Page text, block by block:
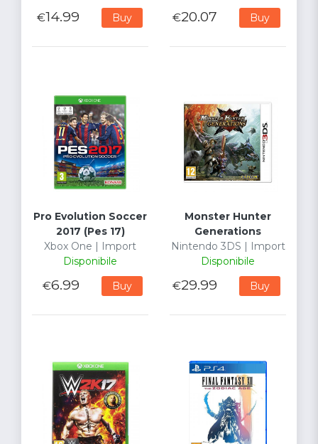
€14.99 Buy €20.07 Buy
Pro Evolution Soccer
2017 (Pes 17)
Xbox One | Import
Disponibile
€6.99 Buy
Monster Hunter
Generations
Nintendo 3DS | Import
Disponibile
€29.99 Buy